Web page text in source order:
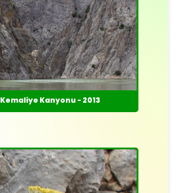
Kemaliye Kanyonu - 2013